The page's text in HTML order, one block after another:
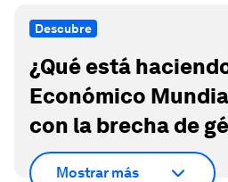
Descubre
¿Qué está
Económico
con la brecha de
Mostrar más